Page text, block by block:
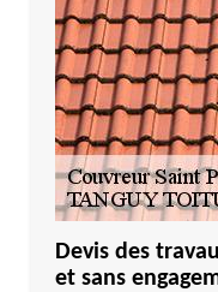
Devis des
et sans